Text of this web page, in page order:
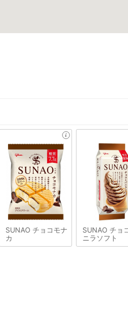
SUNAO チョコモナ
カ
SUNAO チョ
ニラソフト